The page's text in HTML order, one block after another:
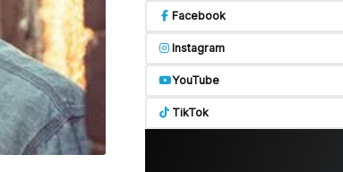
Facebook
Instagram
YouTube
TikTok